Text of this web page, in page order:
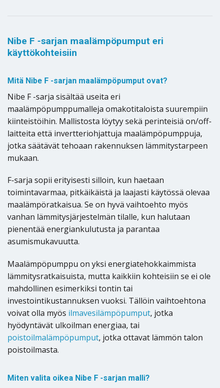
Nibe F -sarjan maalämpöpumput eri
käyttökohteisiin
Mitä Nibe F -sarjan maalämpöpumput ovat?
Nibe F -sarja sisältää useita eri
maalämpöpumppumalleja omakotitaloista suurempiin
kiinteistöihin. Mallistosta löytyy sekä perinteisiä on/off-
laitteita että invertteriohjattuja maalämpöpumppuja,
jotka säätävät tehoaan rakennuksen lämmitystarpeen
mukaan.
F-sarja sopii erityisesti silloin, kun haetaan
toimintavarmaa, pitkäikäistä ja laajasti käytössä olevaa
maalämpöratkaisua. Se on hyvä vaihtoehto myös
vanhan lämmitysjärjestelmän tilalle, kun halutaan
pienentää energiankulutusta ja parantaa
asumismukavuutta.
Maalämpöpumppu on yksi energiatehokkaimmista
lämmitysratkaisuista, mutta kaikkiin kohteisiin se ei ole
mahdollinen esimerkiksi tontin tai
investointikustannuksen vuoksi. Tällöin vaihtoehtona
voivat olla myös ilmavesilämpöpumput, jotka
hyödyntävät ulkoilman energiaa, tai
poistoilmalämpöpumput, jotka ottavat lämmön talon
poistoilmasta.
Miten valita oikea Nibe F -sarjan malli?